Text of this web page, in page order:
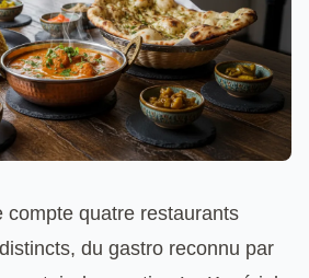
compte quatre restaurants
du gastro reconnu par